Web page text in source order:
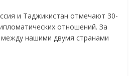
и Таджикистан отмечают 30-
отношений. За
нашими двумя странами